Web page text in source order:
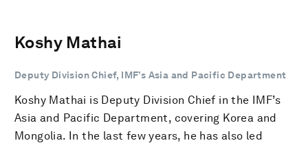
Koshy Mathai
Deputy Division Chief, IMF’s Asia and Pacific Department
Koshy Mathai is Deputy Division Chief in the IMF’s
Asia and Pacific Department, covering Korea and
Mongolia. In the last few years, he has also led